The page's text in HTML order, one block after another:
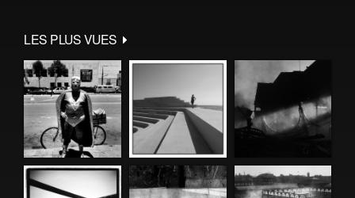
LES PLUS VUES